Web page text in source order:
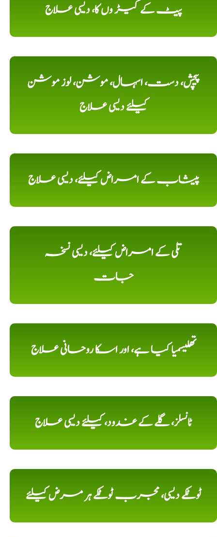
پیٹ کے کیڑ وں کا، دیسی علاج
پیچش، دست، اسہال، موشن، لوز موشن
کیلئے دیسی علاج
پیشاب کے امراض کیلئے، دیسی علاج
تلی کے امراض کیلئے، دیسی نسخہ
جات
تھلیسمیا کیا ہے، اور اسکا روحانی علاج
ٹانسلز، گلے کے غدود، کیلئے دیسی علاج
ٹوٹکے دیسی، مجرب ٹوٹکے ہر مرض کیلئے